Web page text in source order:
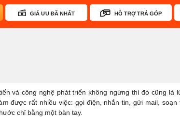
GIÁ ƯU ĐÃ NHẤT HỖ TRỢ TRẢ GÓP
và công nghệ phát triển không ngừng thì đó cũng là
được rất nhiều việc: gọi điện, nhắn tin, gửi mail,
chỉ bằng một bàn tay.